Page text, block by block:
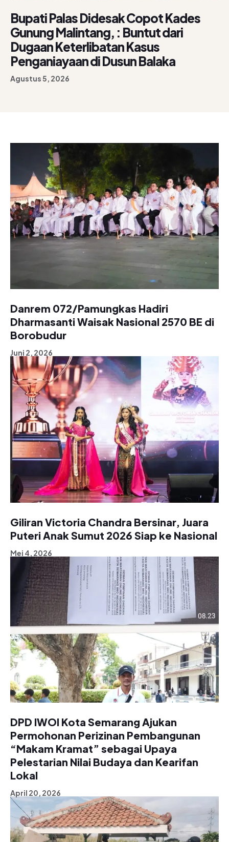
Bupati Palas Didesak Copot Kades
Gunung Malintang, : Buntut dari
Dugaan Keterlibatan Kasus
Penganiayaan di Dusun Balaka
Agustus 5, 2026
Danrem 072/Pamungkas Hadiri
Dharmasanti Waisak Nasional 2570 BE di
Borobudur
Juni 2, 2026
Giliran Victoria Chandra Bersinar, Juara
Puteri Anak Sumut 2026 Siap ke Nasional
Mei 4, 2026
DPD IWOI Kota Semarang Ajukan
Permohonan Perizinan Pembangunan
“Makam Kramat” sebagai Upaya
Pelestarian Nilai Budaya dan Kearifan
Lokal
April 20, 2026